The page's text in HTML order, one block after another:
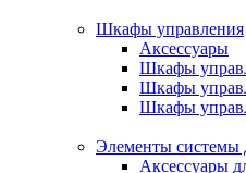
Шкафы управления
Аксессуары
Шкафы
Шкафы
Шкафы
Элементы системы
Аксессуары